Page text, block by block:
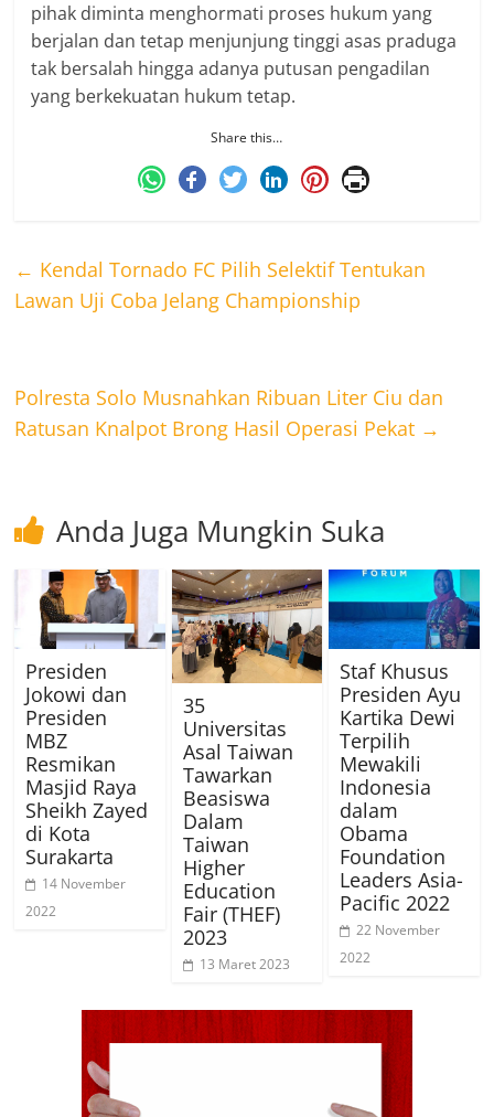
pihak diminta menghormati proses hukum yang
berjalan dan tetap menjunjung tinggi asas praduga
tak bersalah hingga adanya putusan pengadilan
yang berkekuatan hukum tetap.
Share this…
← Kendal Tornado FC Pilih Selektif Tentukan
Lawan Uji Coba Jelang Championship
Polresta Solo Musnahkan Ribuan Liter Ciu dan
Ratusan Knalpot Brong Hasil Operasi Pekat →
Anda Juga Mungkin Suka
Presiden
Jokowi dan
Presiden
MBZ
Resmikan
Masjid Raya
Sheikh Zayed
di Kota
Surakarta
14 November
2022
35
Universitas
Asal Taiwan
Tawarkan
Beasiswa
Dalam
Taiwan
Higher
Education
Fair (THEF)
2023
13 Maret 2023
Staf Khusus
Presiden Ayu
Kartika Dewi
Terpilih
Mewakili
Indonesia
dalam
Obama
Foundation
Leaders Asia-
Pacific 2022
22 November
2022